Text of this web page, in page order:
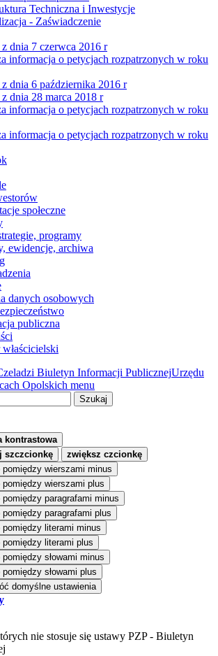
Techniczna i Inwestycje
- Zaświadczenie
dnia 7 czerwca 2016 r
informacja o petycjach rozpatrzonych w roku
z dnia 6 października 2016 r
dnia 28 marca 2018 r
informacja o petycjach rozpatrzonych w roku
informacja o petycjach rozpatrzonych w roku
społeczne
programy
ewidencje, archiwa
danych osobowych
publiczna
Biuletyn Informacji PublicznejUrzędu
Opolskich menu
kontrastowa
szczcionkę
zwiększ czcionkę
pomiędzy wierszami minus
pomiędzy wierszami plus
pomiędzy paragrafami minus
pomiędzy paragrafami plus
pomiędzy literami minus
pomiędzy literami plus
słowami minus
słowami plus
domyślne ustawienia